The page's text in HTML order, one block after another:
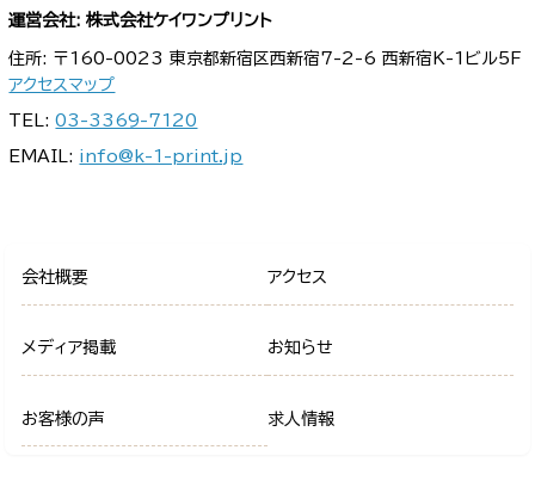
運営会社: 株式会社ケイワンプリント
住所: 〒160-0023 東京都新宿区西新宿7-2-6 西新宿K-1ビル5F
アクセスマップ
TEL:03-3369-7120
EMAIL: info@k-1-print.jp
会社概要 アクセス
メディア掲載 お知らせ
お客様の声 求人情報